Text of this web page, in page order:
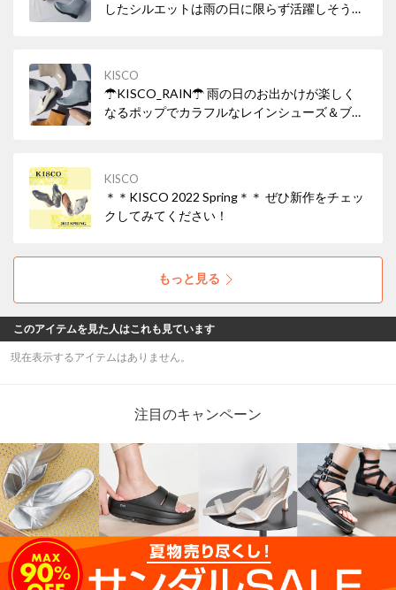
したシルエットは雨の日に限らず活躍しそうな
KISCO
☂KISCO_RAIN☂ 雨の日のお出かけが楽しく
なるポップでカラフルなレインシューズ＆ブー
KISCO
＊＊KISCO 2022 Spring＊＊ ぜひ新作をチェッ
クしてみてください！
もっと見る
このアイテムを見た人はこれも見ています
現在表示するアイテムはありません。
注目のキャンペーン